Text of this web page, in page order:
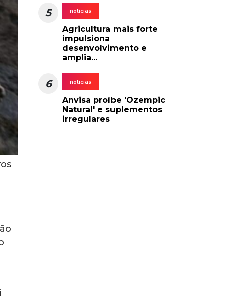
5 noticias
Agricultura mais forte
impulsiona
desenvolvimento e
amplia...
6 noticias
Anvisa proíbe 'Ozempic
Natural' e suplementos
irregulares